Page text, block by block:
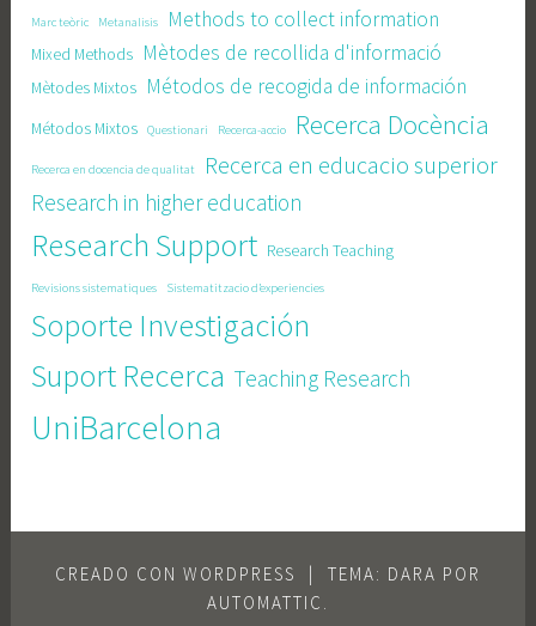
Marc teòric Metanalisis Methods to collect information
Mixed Methods Mètodes de recollida d'informació
Mètodes Mixtos Métodos de recogida de información
Métodos Mixtos Questionari Recerca-accio Recerca Docència
Recerca en docencia de qualitat Recerca en educacio superior
Research in higher education
Research Support Research Teaching
Revisions sistematiques Sistematitzacio d’experiencies
Soporte Investigación
Suport Recerca Teaching Research
UniBarcelona
CREADO CON WORDPRESS |
TEMA: DARA POR
AUTOMATTIC